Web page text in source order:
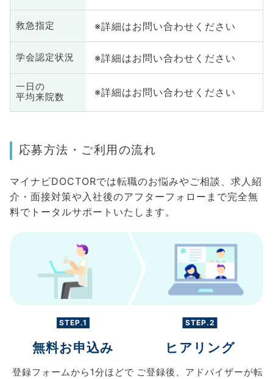
救急指定 ※詳細はお問い合わせください
学会認定状況 ※詳細はお問い合わせください
一日の
平均来院数
※詳細はお問い合わせください
応募方法・ご利用の流れ
マイナビDOCTORでは転職のお悩みやご相談、求人紹
介・面接対策や入社後のアフターフォローまで完全無
料でトータルサポートいたします。
STEP.1
無料お申込み
登録フォームから 1分ほどで
STEP.2
ヒアリング
ご登録後、 アドバイザーが転